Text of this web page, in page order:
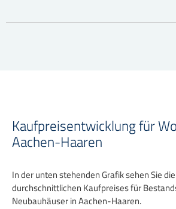
Kaufpreisentwicklung für
Aachen-Haaren
In der unten stehenden Grafik sehen Sie
durchschnittlichen Kaufpreises für
Neubauhäuser in Aachen-Haaren.